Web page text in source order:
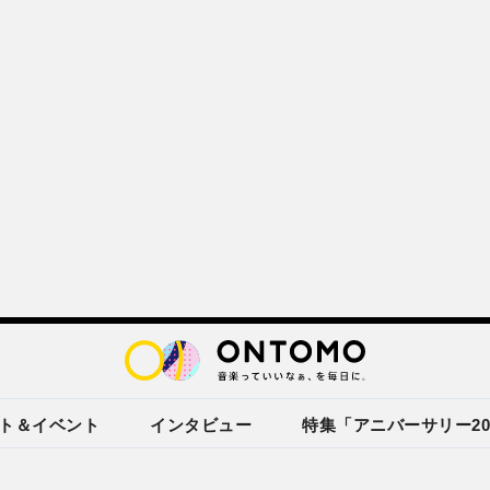
＆イベント インタビュー 特集「アニバーサリー